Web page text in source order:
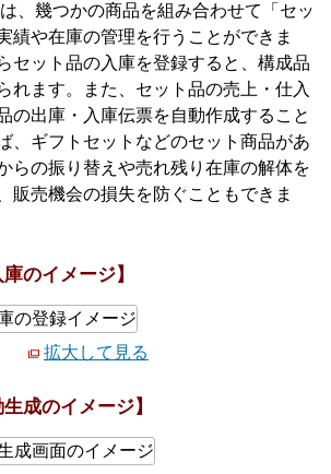
は、幾つかの商品を組み合わせて「セッ
績や在庫の管理を行うことができま
セット品の入庫を登録すると、構成品
れます。また、セット品の売上・仕入
の出庫・入庫伝票を自動作成すること
、ギフトセットなどのセット商品があ
らの振り替えや売れ残り在庫の解体を
販売機会の損失を防ぐこともできま
のイメージ】
拡大して見る
成のイメージ】